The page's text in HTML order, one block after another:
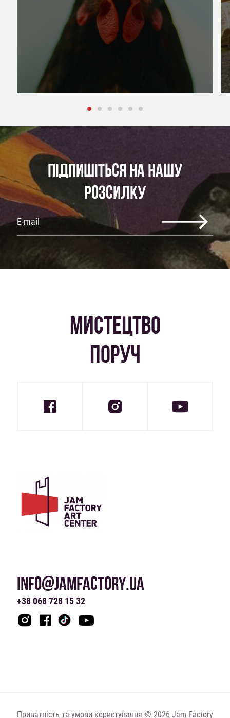
ПІДПИШІТЬСЯ НА НАШУ
РОЗСИЛКУ
МИСТЕЦТВО
ПОРУЧ
INFO@JAMFACTORY.UA
+38 068 728 15 32
Приватність та умови користування © 2026 Jam Factory